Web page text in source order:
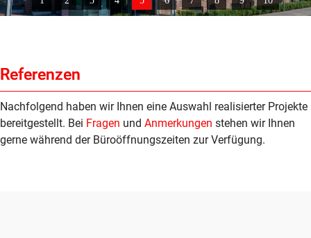
Referenzen
Nachfolgend haben wir Ihnen eine Auswahl realisierter Projekte
bereitgestellt. Bei Fragen und Anmerkungen stehen wir Ihnen
gerne während der Büroöffnungszeiten zur Verfügung.